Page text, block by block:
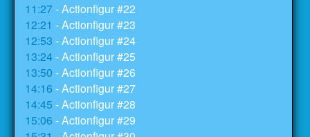
11:27- Actionfigur #22
12:21 - Actionfigur #23
12:53 - Actionfigur #24
13:24- Actionfigur #25
13:50 - Actionfigur #26
14:16 - Actionfigur #27
14:45 - Actionfigur #28
15:06 - Actionfigur #29